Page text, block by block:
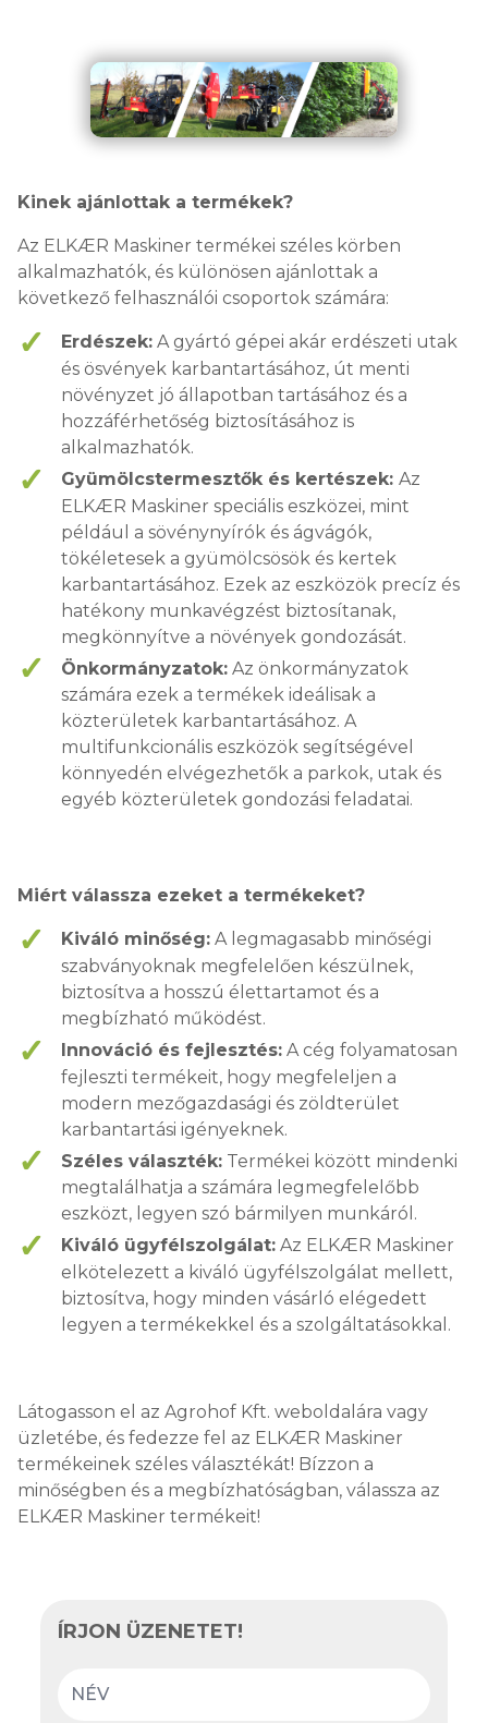
Kinek ajánlottak a termékek?
Az ELKÆR Maskiner termékei széles körben
alkalmazhatók, és különösen ajánlottak a
következő felhasználói csoportok számára:
Erdészek: A gyártó gépei akár erdészeti utak
és ösvények karbantartásához, út menti
növényzet jó állapotban tartásához és a
hozzáférhetőség biztosításához is
alkalmazhatók.
Gyümölcstermesztők és kertészek: Az
ELKÆR Maskiner speciális eszközei, mint
például a sövénynyírók és ágvágók,
tökéletesek a gyümölcsösök és kertek
karbantartásához. Ezek az eszközök precíz és
hatékony munkavégzést biztosítanak,
megkönnyítve a növények gondozását.
Önkormányzatok: Az önkormányzatok
számára ezek a termékek ideálisak a
közterületek karbantartásához. A
multifunkcionális eszközök segítségével
könnyedén elvégezhetők a parkok, utak és
egyéb közterületek gondozási feladatai.
Miért válassza ezeket a termékeket?
Kiváló minőség: A legmagasabb minőségi
szabványoknak megfelelően készülnek,
biztosítva a hosszú élettartamot és a
megbízható működést.
Innováció és fejlesztés: A cég folyamatosan
fejleszti termékeit, hogy megfeleljen a
modern mezőgazdasági és zöldterület
karbantartási igényeknek.
Széles választék: Termékei között mindenki
megtalálhatja a számára legmegfelelőbb
eszközt, legyen szó bármilyen munkáról.
Kiváló ügyfélszolgálat: Az ELKÆR Maskiner
elkötelezett a kiváló ügyfélszolgálat mellett,
biztosítva, hogy minden vásárló elégedett
legyen a termékekkel és a szolgáltatásokkal.
Látogasson el az Agrohof Kft. weboldalára vagy
üzletébe, és fedezze fel az ELKÆR Maskiner
termékeinek széles választékát! Bízzon a
minőségben és a megbízhatóságban, válassza az
ELKÆR Maskiner termékeit!
ÍRJON ÜZENETET!